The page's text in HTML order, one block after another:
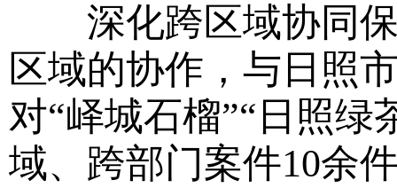
深化跨区域协同保
区域的协作，与日照
对“峄城石榴”“日照
域、跨部门案件10余